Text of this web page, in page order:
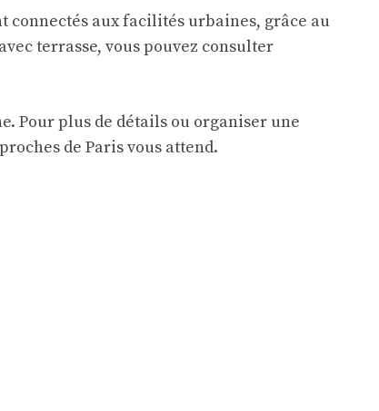
aux facilités urbaines, grâce au
terrasse, vous pouvez consulter
Pour plus de détails ou organiser une
de Paris vous attend.